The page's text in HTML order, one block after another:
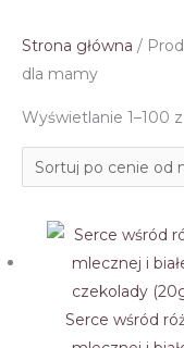
Strona główna /
dla mamy
Wyświetlanie 1–100
Serce wśród